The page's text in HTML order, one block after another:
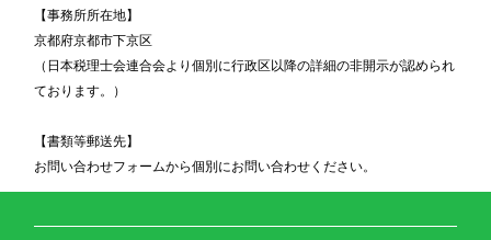
【事務所所在地】
京都府京都市下京区
（日本税理士会連合会より個別に行政区以降の詳細の非開示が認められ
ております。）
【書類等郵送先】
お問い合わせフォームから個別にお問い合わせください。